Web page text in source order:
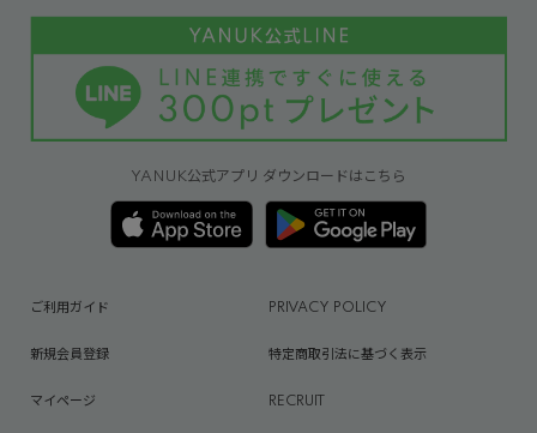
YANUK公式アプリ ダウンロードはこちら
ご利用ガイド PRIVACY POLICY
新規会員登録 特定商取引法に基づく表示
マイページ RECRUIT